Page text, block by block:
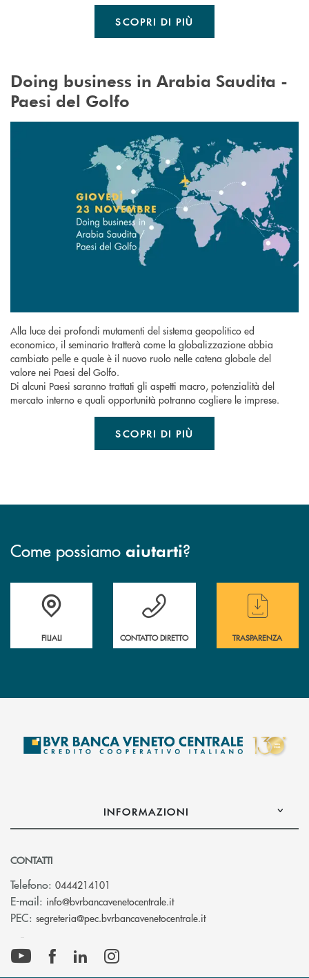
SCOPRI DI PIÙ
Doing business in Arabia Saudita -
Paesi del Golfo
Alla luce dei profondi mutamenti del sistema geopolitico ed
economico, il seminario tratterà come la globalizzazione abbia
cambiato pelle e quale è il nuovo ruolo nelle catena globale del
valore nei Paesi del Golfo.
Di alcuni Paesi saranno trattati gli aspetti macro, potenzialità del
mercato interno e quali opportunità potranno cogliere le imprese.
SCOPRI DI PIÙ
Come possiamo aiutarti?
Trova la filiale più vicina a te
FILIALI
Hai bisogno di assistenza immediata ?
CONTATTO DIRETTO
Hai bisogno di
TRASPARENZA
INFORMAZIONI
CONTATTI
Telefono: 0444214101
E-mail: info@bvrbancavenetocentrale.it(si apre l’app di posta
PEC: segreteria@pec.bvrbancavenetocentrale.it(si apre l’app di